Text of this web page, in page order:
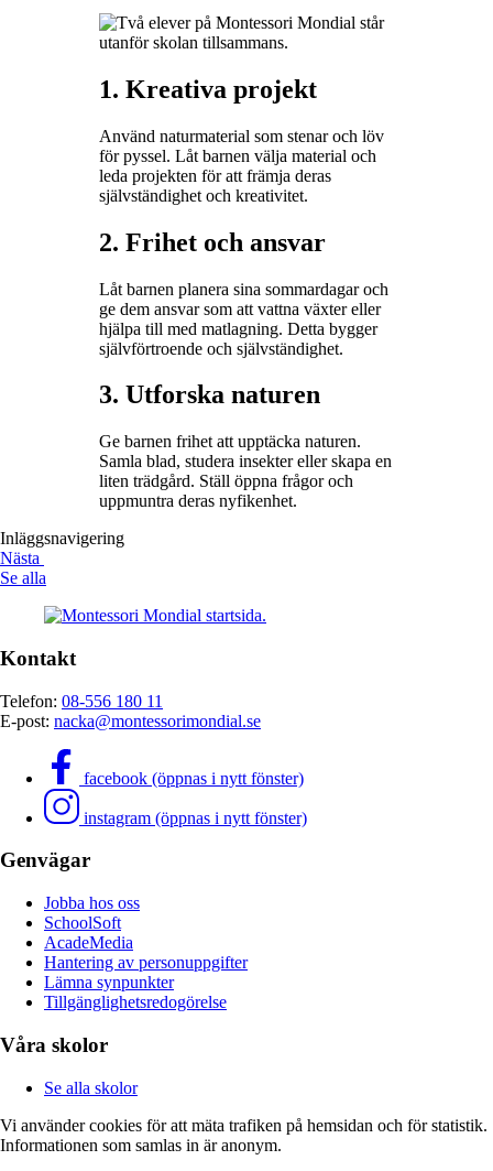
1. Kreativa projekt
Använd naturmaterial som stenar och löv
för pyssel. Låt barnen välja material och
leda projekten för att främja deras
självständighet och kreativitet.
2. Frihet och ansvar
Låt barnen planera sina sommardagar och
ge dem ansvar som att vattna växter eller
hjälpa till med matlagning. Detta bygger
självförtroende och självständighet.
3. Utforska naturen
Ge barnen frihet att upptäcka naturen.
Samla blad, studera insekter eller skapa en
liten trädgård. Ställ öppna frågor och
uppmuntra deras nyfikenhet.
Inläggsnavigering
Nästa
Se alla
Kontakt
Telefon: 08-556 180 11
E-post: nacka@montessorimondial.se
facebook (öppnas i nytt fönster)
instagram (öppnas i nytt fönster)
Genvägar
Jobba hos oss
SchoolSoft
AcadeMedia
Hantering av personuppgifter
Lämna synpunkter
Tillgänglighetsredogörelse
Våra skolor
Se alla skolor
Vi använder cookies för att mäta trafiken på hemsidan och för statistik.
Informationen som samlas in är anonym.